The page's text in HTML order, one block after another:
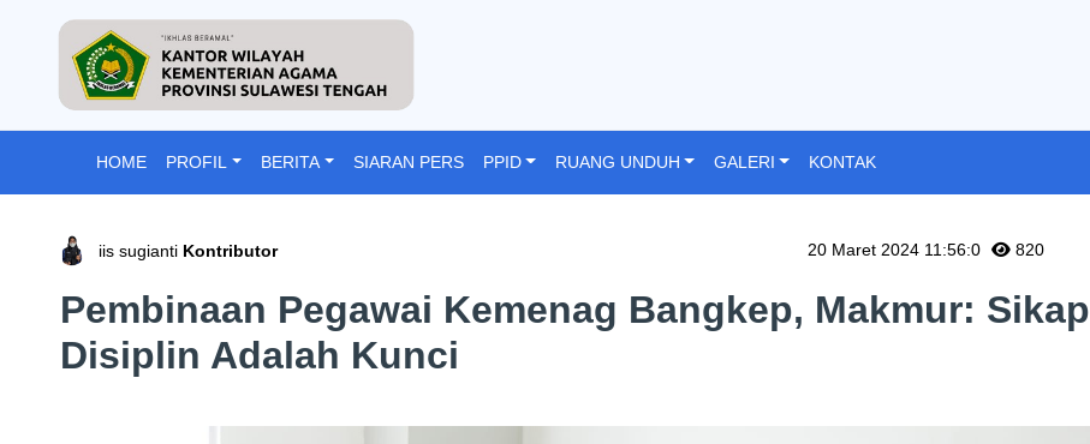
HOME PROFIL BERITA SIARAN PERS PPID RUANG UNDUH GALERI KONTAK
iis sugianti Kontributor 20 Maret 2024 11:56:0 820
Pembinaan Pegawai Kemenag Bangkep, Makmur: Sikap
Disiplin Adalah Kunci